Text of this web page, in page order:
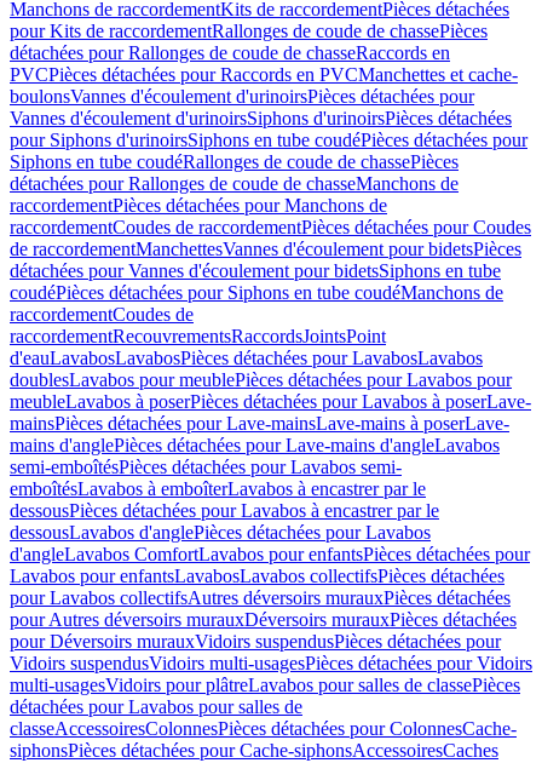
Manchons de raccordementKits de raccordementPièces détachées
pour Kits de raccordementRallonges de coude de chassePièces
détachées pour Rallonges de coude de chasseRaccords en
PVCPièces détachées pour Raccords en PVCManchettes et cache-
boulonsVannes d'écoulement d'urinoirsPièces détachées pour
Vannes d'écoulement d'urinoirsSiphons d'urinoirsPièces détachées
pour Siphons d'urinoirsSiphons en tube coudéPièces détachées pour
Siphons en tube coudéRallonges de coude de chassePièces
détachées pour Rallonges de coude de chasseManchons de
raccordementPièces détachées pour Manchons de
raccordementCoudes de raccordementPièces détachées pour Coudes
de raccordementManchettesVannes d'écoulement pour bidetsPièces
détachées pour Vannes d'écoulement pour bidetsSiphons en tube
coudéPièces détachées pour Siphons en tube coudéManchons de
raccordementCoudes de
raccordementRecouvrementsRaccordsJointsPoint
d'eauLavabosLavabosPièces détachées pour LavabosLavabos
doublesLavabos pour meublePièces détachées pour Lavabos pour
meubleLavabos à poserPièces détachées pour Lavabos à poserLave-
mainsPièces détachées pour Lave-mainsLave-mains à poserLave-
mains d'anglePièces détachées pour Lave-mains d'angleLavabos
semi-emboîtésPièces détachées pour Lavabos semi-
emboîtésLavabos à emboîterLavabos à encastrer par le
dessousPièces détachées pour Lavabos à encastrer par le
dessousLavabos d'anglePièces détachées pour Lavabos
d'angleLavabos ComfortLavabos pour enfantsPièces détachées pour
Lavabos pour enfantsLavabosLavabos collectifsPièces détachées
pour Lavabos collectifsAutres déversoirs murauxPièces détachées
pour Autres déversoirs murauxDéversoirs murauxPièces détachées
pour Déversoirs murauxVidoirs suspendusPièces détachées pour
Vidoirs suspendusVidoirs multi-usagesPièces détachées pour Vidoirs
multi-usagesVidoirs pour plâtreLavabos pour salles de classePièces
détachées pour Lavabos pour salles de
classeAccessoiresColonnesPièces détachées pour ColonnesCache-
siphonsPièces détachées pour Cache-siphonsAccessoiresCaches